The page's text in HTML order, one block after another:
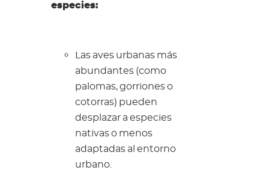
especies:
Las aves urbanas más
abundantes (como
palomas, gorriones o
cotorras) pueden
desplazar a especies
nativas o menos
adaptadas al entorno
urbano.